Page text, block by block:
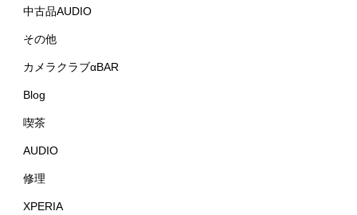
中古品AUDIO
その他
カメラクラブαBAR
Blog
喫茶
AUDIO
修理
XPERIA